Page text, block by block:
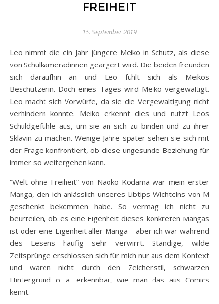
FREIHEIT
15. September 2019
Leo nimmt die ein Jahr jüngere Meiko in Schutz, als diese
von Schulkameradinnen geärgert wird. Die beiden freunden
sich daraufhin an und Leo fühlt sich als Meikos
Beschützerin. Doch eines Tages wird Meiko vergewaltigt.
Leo macht sich Vorwürfe, da sie die Vergewaltigung nicht
verhindern konnte. Meiko erkennt dies und nutzt Leos
Schuldgefühle aus, um sie an sich zu binden und zu ihrer
Sklavin zu machen. Wenige Jahre später sehen sie sich mit
der Frage konfrontiert, ob diese ungesunde Beziehung für
immer so weitergehen kann.
“Welt ohne Freiheit” von Naoko Kodama war mein erster
Manga, den ich anlässlich unseres Libtips-Wichtelns von M
geschenkt bekommen habe. So vermag ich nicht zu
beurteilen, ob es eine Eigenheit dieses konkreten Mangas
ist oder eine Eigenheit aller Manga – aber ich war während
des Lesens häufig sehr verwirrt. Ständige, wilde
Zeitsprünge erschlossen sich für mich nur aus dem Kontext
und waren nicht durch den Zeichenstil, schwarzen
Hintergrund o. ä. erkennbar, wie man das aus Comics
kennt.